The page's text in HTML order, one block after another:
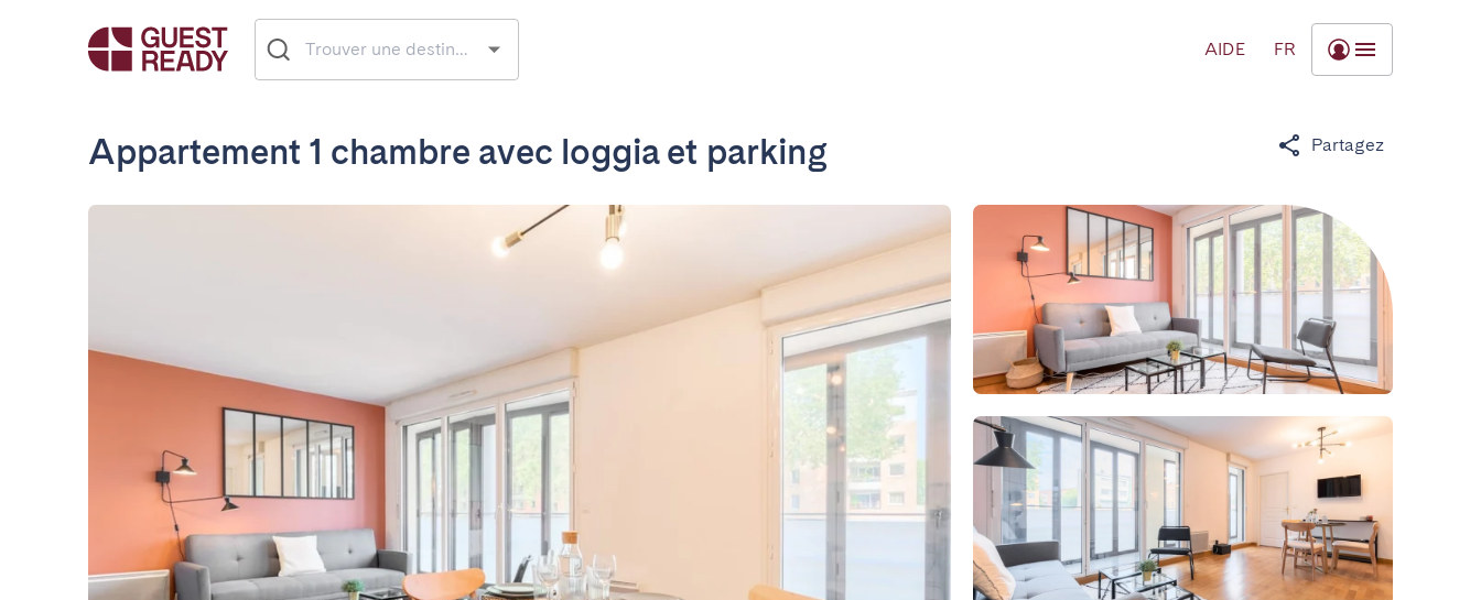
AIDE FR
Appartement 1 chambre avec loggia et parking Partagez